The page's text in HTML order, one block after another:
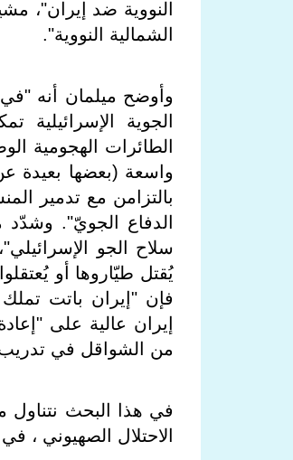
النووية ضد إيران"،
الشمالية النووية".
وأوضح ميلمان أنه
الجوية
الطائرات الهجومية
واسعة (بعضها بعيدة
بالتزامن مع تدمير
الدفاع الجويّ".
سلاح الجو
يُقتل طيّاروها أو
فإن "إيران باتت
إيران عالية على
من الشواقل في
في هذا البحث نتناول
الاحتلال الصهيوني ،